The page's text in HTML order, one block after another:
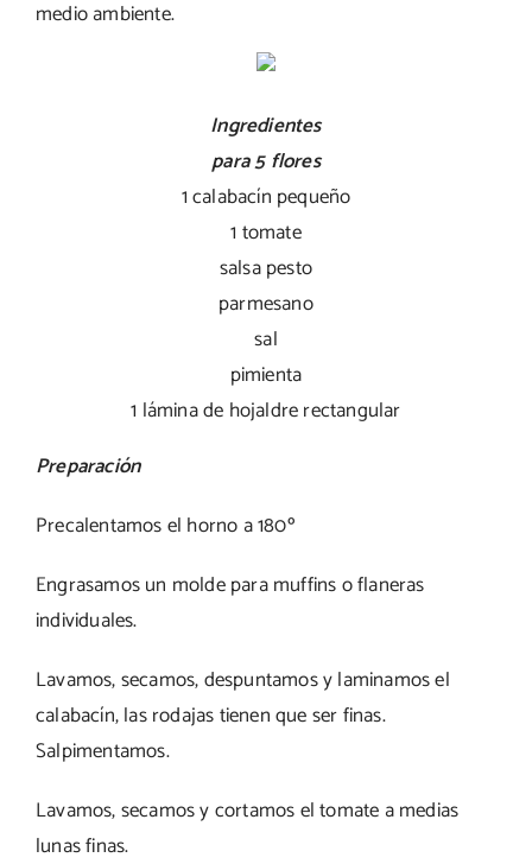
medio ambiente.
Ingredientes
para 5 flores
1 calabacín pequeño
1 tomate
salsa pesto
parmesano
sal
pimienta
1 lámina de hojaldre rectangular
Preparación
Precalentamos el horno a 180º
Engrasamos un molde para muffins o flaneras
individuales.
Lavamos, secamos, despuntamos y laminamos el
calabacín, las rodajas tienen que ser finas.
Salpimentamos.
Lavamos, secamos y cortamos el tomate a medias
lunas finas.